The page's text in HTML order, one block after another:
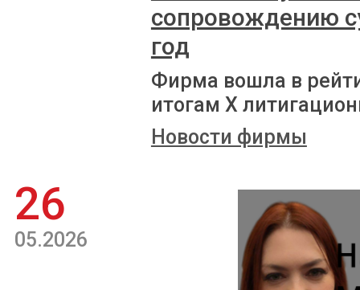
сопровождению
год
Фирма вошла в
итогам X
Новости фирмы
26
05.2026